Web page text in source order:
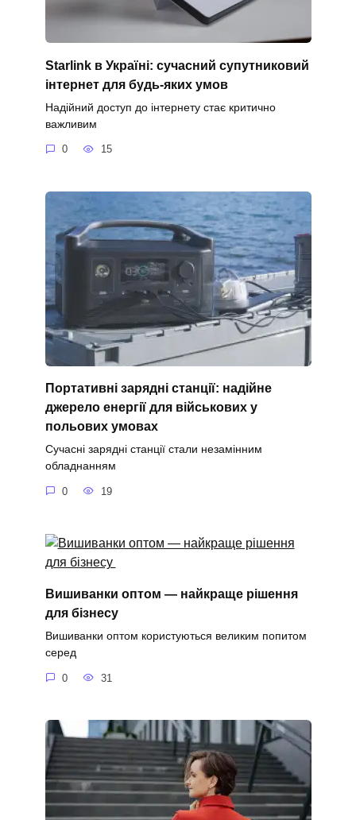
Starlink в Україні: сучасний супутниковий
інтернет для будь-яких умов
Надійний доступ до інтернету стає критично
важливим
0 15
Портативні зарядні станції: надійне
джерело енергії для військових у
польових умовах
Сучасні зарядні станції стали незамінним
обладнанням
0 19
Вишиванки оптом — найкраще рішення
для бізнесу
Вишиванки оптом користуються великим попитом
серед
0 31